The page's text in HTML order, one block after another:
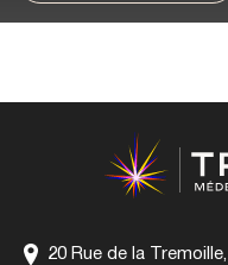
20 Rue de la